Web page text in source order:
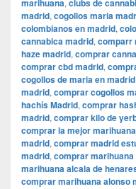
marihuana, clubs de
madrid, cogollos maria
colombianos en madrid,
cannabica madrid, comparr
haze madrid, comprar
comprar cbd madrid,
cogollos de maria en madrid
madrid, comprar cogollos
hachís Madrid, comprar
madrid, comprar kilo de
comprar la mejor marihuana
madrid, comprar madrid
madrid, comprar
marihuana alcala de
comprar marihuana alonso